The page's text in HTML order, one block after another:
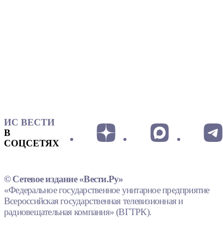
ИС ВЕСТИ
В
СОЦСЕТЯХ
© Сетевое издание «Вести.Ру»
«Федеральное государственное унитарное предприятие
Всероссийская государственная телевизионная и
радиовещательная компания» (ВГТРК).